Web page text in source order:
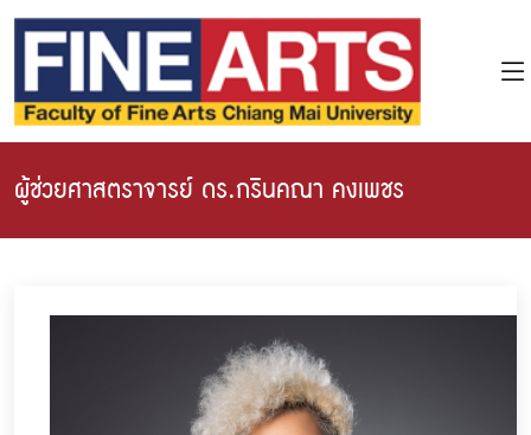
ผู้ช่วยศาสตราจารย์ ดร.กรินคณา คงเพชร